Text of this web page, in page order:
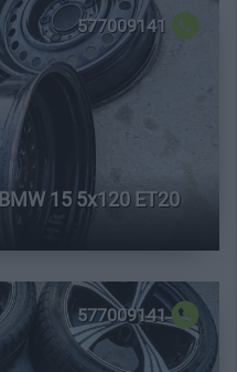
577009141
15 5x120 ET20
577009141